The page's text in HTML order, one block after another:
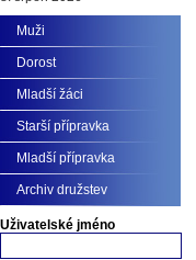
Muži
Dorost
Mladší žáci
Starší přípravka
Mladší přípravka
Archiv družstev
Uživatelské jméno